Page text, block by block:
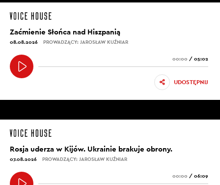
Zaćmienie Słońca nad Hiszpanią
08.08.2026 PROWADZĄCY: JAROSŁAW KUŹNIAR
00:00 / 05:02
UDOSTĘPNIJ
Rosja uderza w Kijów. Ukrainie brakuje obrony.
07.08.2026 PROWADZĄCY: JAROSŁAW KUŹNIAR
00:00 / 06:09